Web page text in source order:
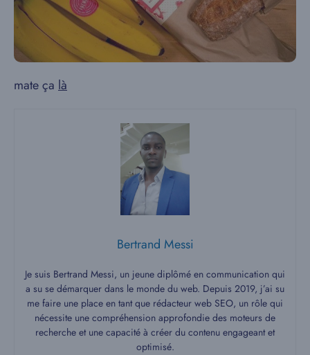
mate ça là
Bertrand Messi
Je suis Bertrand Messi, un jeune diplômé en communication qui
a su se démarquer dans le monde du web. Depuis 2019, j’ai su
me faire une place en tant que rédacteur web SEO, un rôle qui
nécessite une compréhension approfondie des moteurs de
recherche et une capacité à créer du contenu engageant et
optimisé.